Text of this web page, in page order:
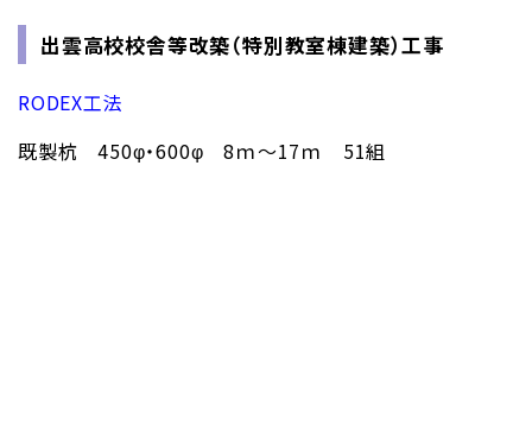
出雲高校校舎等改築（特別教室棟建築）工事
RODEX工法
既製杭 450φ・600φ 8ｍ～17ｍ 51組